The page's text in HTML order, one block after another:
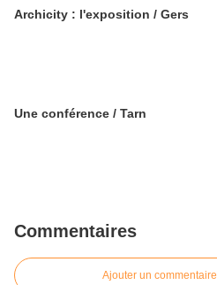
Archicity : l'exposition / Gers
Une conférence / Tarn
Commentaires
Ajouter un commentaire